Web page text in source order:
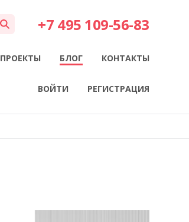
+7 495 109-56-83
ПРОЕКТЫ БЛОГ КОНТАКТЫ
ВОЙТИ РЕГИСТРАЦИЯ